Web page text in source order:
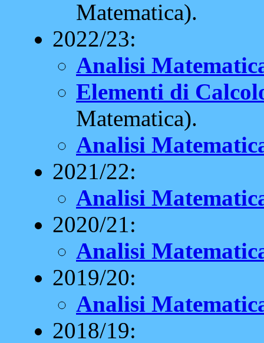
Matematica).
2022/23:
Analisi
Elementi di
Matematica).
Analisi
2021/22:
Analisi
2020/21:
Analisi
2019/20:
Analisi
2018/19: